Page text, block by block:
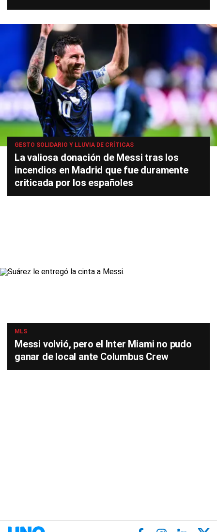
GESTO SOLIDARIO Y LLUVIA DE CRÍTICAS
La valiosa donación de Messi tras los
incendios en Madrid que fue duramente
criticada por los españoles
MLS
Messi volvió, pero el Inter Miami no pudo
ganar de local ante Columbus Crew